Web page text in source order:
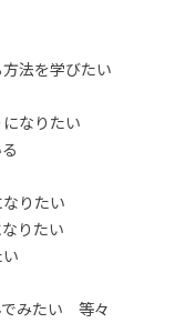
法を学びたい
なりたい
りたい
りたい
でみたい 等々